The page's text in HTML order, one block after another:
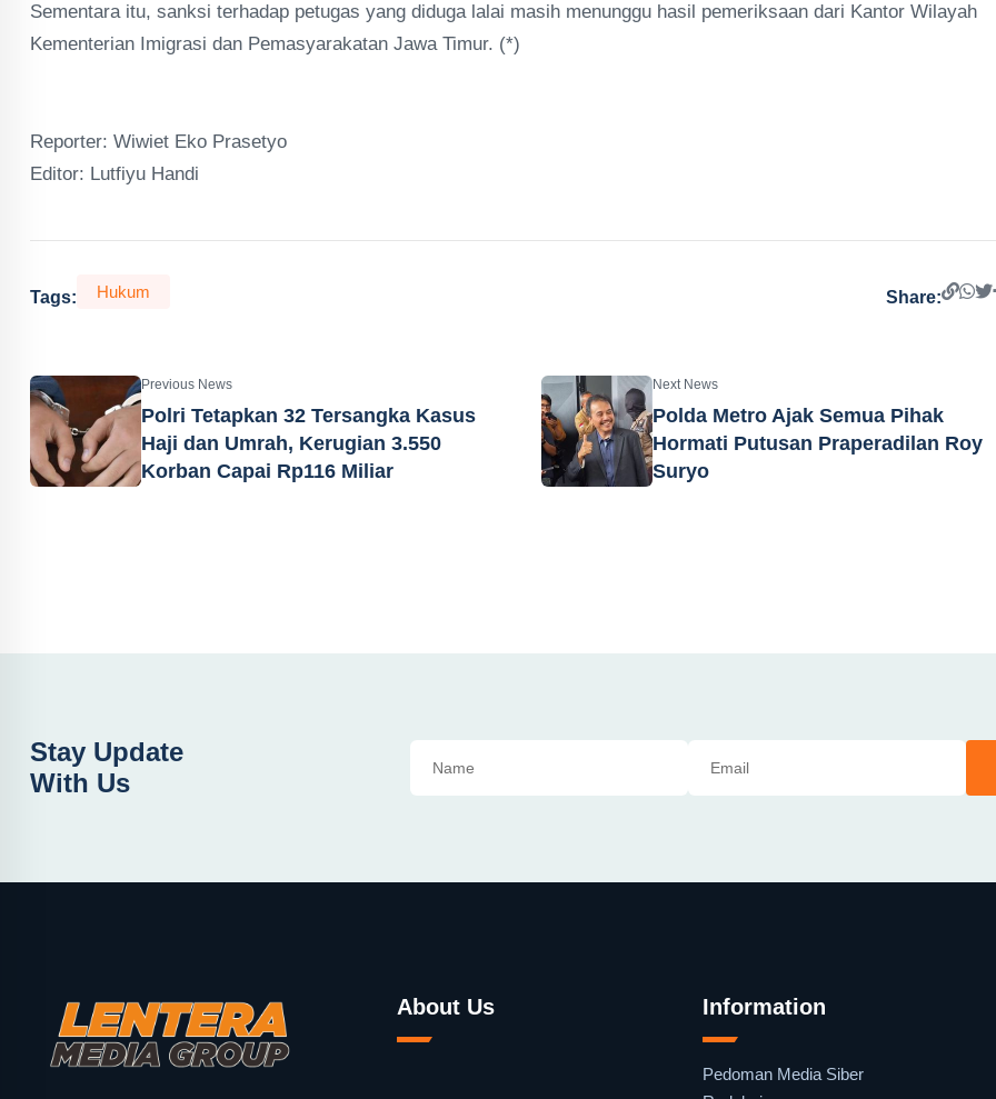
Sementara itu, sanksi terhadap petugas yang diduga lalai masih menunggu hasil pemeriksaan dari Kantor Wilayah
Kementerian Imigrasi dan Pemasyarakatan Jawa Timur. (*)
Reporter: Wiwiet Eko Prasetyo
Editor: Lutfiyu Handi
Tags: Hukum Share:
Previous News
Polri Tetapkan 32 Tersangka Kasus
Haji dan Umrah, Kerugian 3.550
Korban Capai Rp116 Miliar
Next News
Polda Metro Ajak Semua Pihak
Hormati Putusan Praperadilan Roy
Suryo
Stay Update
With Us
About Us Information
Pedoman Media Siber